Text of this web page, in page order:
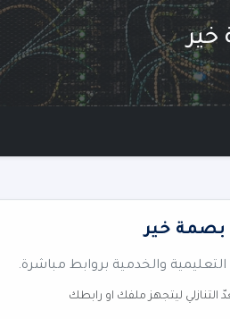
بصمة خير
والخدمية بروابط مباشرة.
التنازلي ليتجهز ملفك او رابطك